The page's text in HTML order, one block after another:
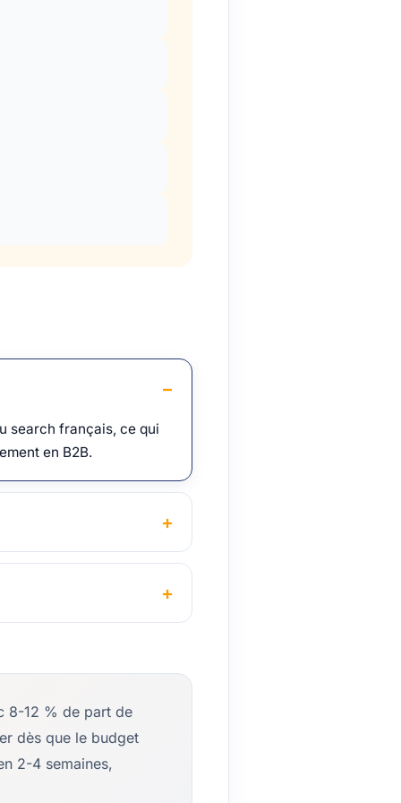
search français, ce qui
en B2B.
8-12 % de part de
dès que le budget
2-4 semaines,